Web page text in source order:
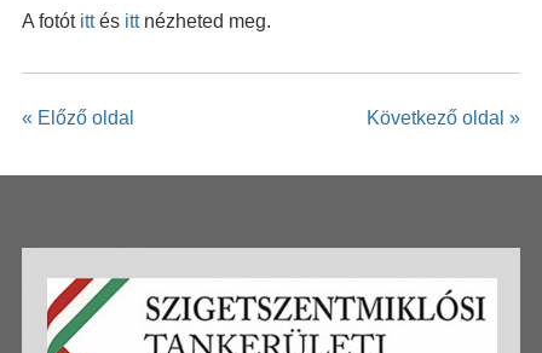
A fotót ittés ittnézheted meg.
Következő oldal »
« Előző oldal